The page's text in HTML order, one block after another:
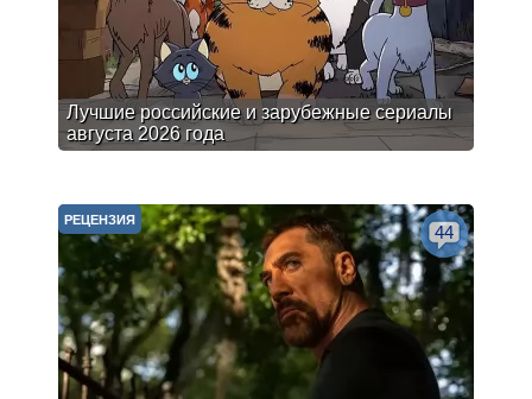
Лучшие российские и зарубежные сериалы
августа 2026 года
РЕЦЕНЗИЯ
44